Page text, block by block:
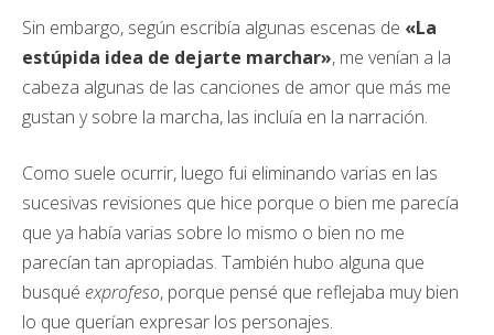
Sin embargo, según escribía algunas escenas de «La
estúpida idea de dejarte marchar», me venían a la
cabeza algunas de las canciones de amor que más me
gustan y sobre la marcha, las incluía en la narración.
Como suele ocurrir, luego fui eliminando varias en las
sucesivas revisiones que hice porque o bien me parecía
que ya había varias sobre lo mismo o bien no me
parecían tan apropiadas. También hubo alguna que
busqué exprofeso, porque pensé que reflejaba muy bien
lo que querían expresar los personajes.